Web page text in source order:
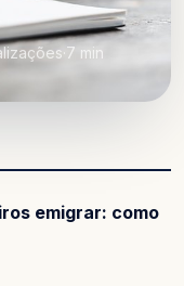
·7 min
emigrar: como